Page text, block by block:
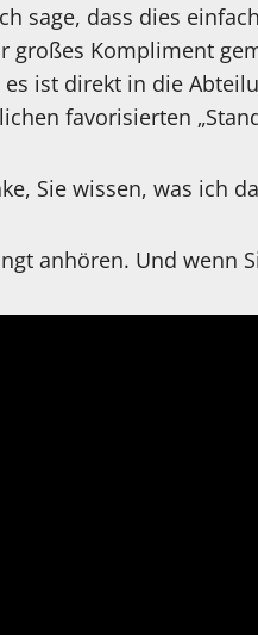
sage, dass dies
großes Kompliment
es ist direkt in die
favorisierten
Sie wissen, was ich
anhören. Und wenn